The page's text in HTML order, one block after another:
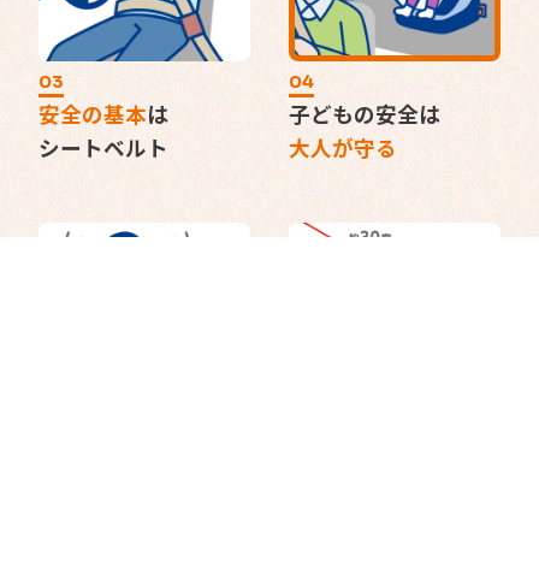
03
安全の基本は
シートベルト
04
子どもの安全は
大人が守る